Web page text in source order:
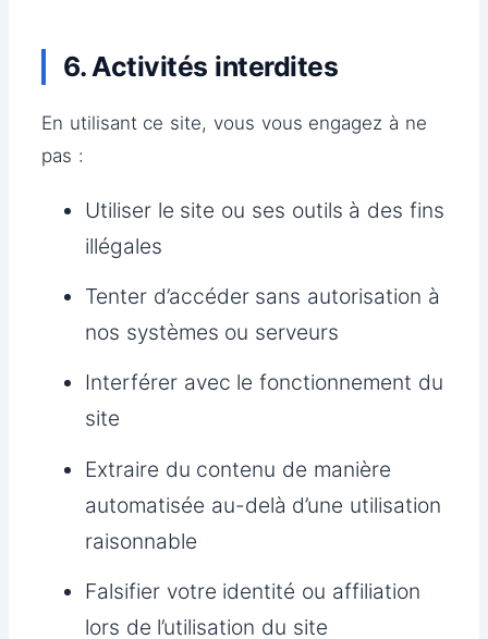
6. Activités interdites
En utilisant ce site, vous vous engagez à ne
pas :
Utiliser le site ou ses outils à des fins
illégales
Tenter d’accéder sans autorisation à
nos systèmes ou serveurs
Interférer avec le fonctionnement du
site
Extraire du contenu de manière
automatisée au-delà d’une utilisation
raisonnable
Falsifier votre identité ou affiliation
lors de l’utilisation du site